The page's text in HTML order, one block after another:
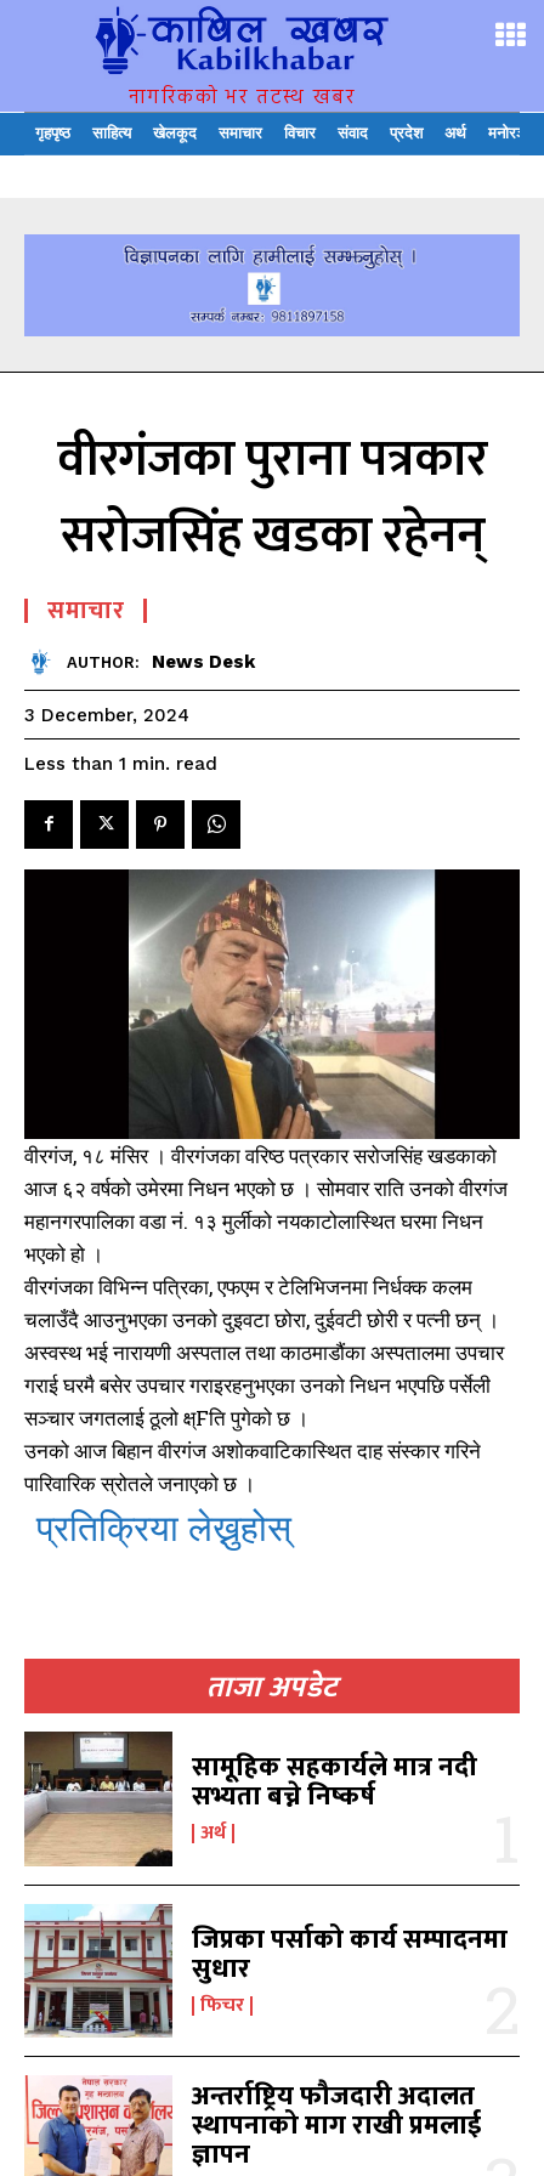
खोज्नुहोस्
काबिलखबर एफएम सुन्नुहोस
उज्यालो एफएम सुन्नुहोस
काबिल-खबर टिभी
खोज्नुहोस्
काबिलखबर एफएम सुन्नुहोस
उज्यालो एफएम सुन्नुहोस
काबिल-खबर टिभी
नागरिकको भर तटस्थ खबर
गृहपृष्ठ साहित्य खेलकूद समाचार विचार संवाद प्रदेश अर्थ मनोरञ्जन
ताजा अपडेट
सामूहिक सहकार्यले मात्र नदी
सभ्यता बच्ने निष्कर्ष
अर्थ
जिप्रका पर्साको कार्य सम्पादनमा
सुधार
फिचर
अन्तर्राष्ट्रिय फौजदारी अदालत
स्थापनाको माग राखी प्रमलाई
ज्ञापन
वीरगंजका पुराना पत्रकार
सरोजसिंह खडका रहेनन्
समाचार
AUTHOR: News Desk
3 December, 2024
Less than 1 min. read
वीरगंज, १८ मंसिर । वीरगंजका वरिष्ठ पत्रकार सरोजसिंह खडकाको
आज ६२ वर्षको उमेरमा निधन भएको छ । सोमवार राति उनको वीरगंज
महानगरपालिका वडा नं. १३ मुर्लीको नयकाटोलास्थित घरमा निधन
भएको हो ।
वीरगंजका विभिन्न पत्रिका, एफएम र टेलिभिजनमा निर्धक्क कलम
चलाउँदै आउनुभएका उनको दुइवटा छोरा, दुईवटी छोरी र पत्नी छन् ।
अस्वस्थ भई नारायणी अस्पताल तथा काठमाडौंका अस्पतालमा उपचार
गराई घरमै बसेर उपचार गराइरहनुभएका उनको निधन भएपछि पर्सेली
सञ्चार जगतलाई ठूलो क्ष्Fति पुगेको छ ।
उनको आज बिहान वीरगंज अशोकवाटिकास्थित दाह संस्कार गरिने
पारिवारिक स्रोतले जनाएको छ ।
प्रतिक्रिया लेख्नुहोस्